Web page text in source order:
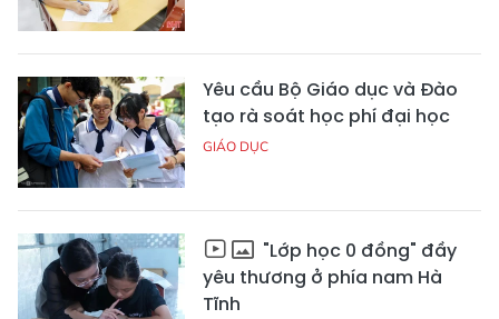
Yêu cầu Bộ Giáo dục và Đào
tạo rà soát học phí đại học
GIÁO DỤC
"Lớp học 0 đồng" đầy
yêu thương ở phía nam Hà
Tĩnh